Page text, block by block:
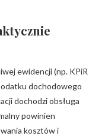
ewidencji (np. KPiR
dochodowego
dochodzi obsługa
powinien
kosztów i